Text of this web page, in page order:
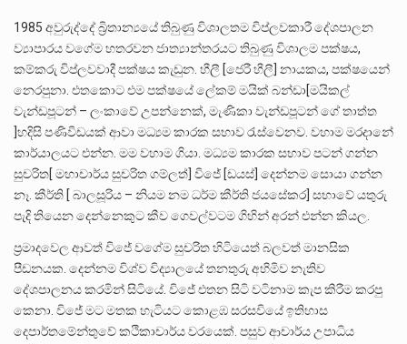
1985 අවුරුද්දේ බ්‍රිතාන්‍යයේ තිබුණු විශාලතම විප්ලවකාරී දේශපාලන
ව්‍යාපාරය වගේම හතරවන ජාත්‍යාන්තරයට තිබුණු විශාලම පක්ෂය,
කම්කරු විප්ලවවාදී පක්ෂය කැඩුන. හීලී [ජෙරී හීලී] නායකය, පක්ෂයෙන්
නෙරපුනා. එතකොට එම පක්ෂයේ ලේකම් මයික් බන්ඩා[මයිකල්
වැන්ඩපූටන් – ලංකාවේ උපන්නෙක්, මැණිකා වැන්ඩපූටන් ගේ තාත්ත
]හදිසි පණිවිඩයක් ආවා මධ්‍යම කාරක සභාව රැස්වෙනව. වහාම මරදානේ
කාර්යාලයට එන්න. මම වහාම ගියා. මධ්‍යම කාරක සභාව පටන් ගන්න
සුචරිත[ මහාචාර්ය සුචරිත ගම්ලත්] විජේ [ඩයස්] දෙන්නම සොයා ගන්න
නෑ. කීර්ති [ බාලසූරිය – නියම නම ධර්ම කීර්ති ජයසේකර] සභාවේ යතුරු
පැදි තියෙන දෙන්නෙකුට කීව ගෙවල්වටම ගිහින් අරන් එන්න කියල.
ප්‍රමාදවෙල ආවත් විජේ වගේම සුචරිත හිටියෙත් බලවත් මානසික
පීඩනයක. දෙන්නම විශ්ව විද්‍යාලයේ තනතුරු අහිමිව නැතිව
දේශපාලනය කරමින් සිටියේ. විජේ එතන සිටි වටිනාම කැප කිරීම කරපු
කෙනා. විජේ මට මතක හැටියට කොළඹ සරසවියේ ඉතිහාස
දෙපාර්තමේන්තුවේ කථිකාචාර්ය වරයෙක්. පසුව ආචාර්ය උපාධිය